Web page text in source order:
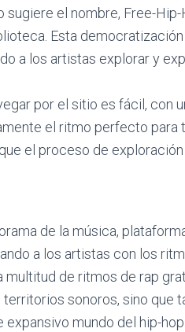
sugiere el nombre, Free-
Esta
a los artistas explorar y
por el sitio es fácil, con
el ritmo perfecto para
el proceso de
de la música,
a los artistas con los
multitud de ritmos de rap
sonoros, sino que
mundo del hip-